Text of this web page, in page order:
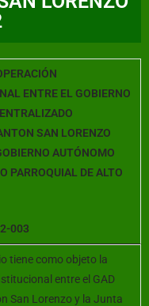
ENTRE EL GOBIERNO
SAN LORENZO
AUTÓNOMO
PARROQUIAL DE ALTO
003
tiene como objeto la
entre el GAD
San Lorenzo y la Junta